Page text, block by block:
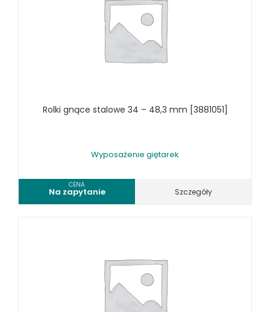
SZLIFIERKI DO METALU, PŁASZCZYZN
WIERTARKI KOLUMNOWE, SŁUPOWE, STOŁOWE
WYKRAWARKI DO BLACHY, PNEUMATYCZNE
ZAGINARKI DO BLACHY, MECHANICZNE
ŻŁOBIARKI DO BLACHY
WYPOSAŻENIE GIĘTAREK
WYPOSAŻENIE GWINCIAREK
WYPOSAŻENIE ODCIĄGÓW MASZYN DO METALU
Rolki gnące stalowe 34 – 48,3 mm [3881051]
Wyposażenie giętarek
CENA
Na zapytanie Szczegóły